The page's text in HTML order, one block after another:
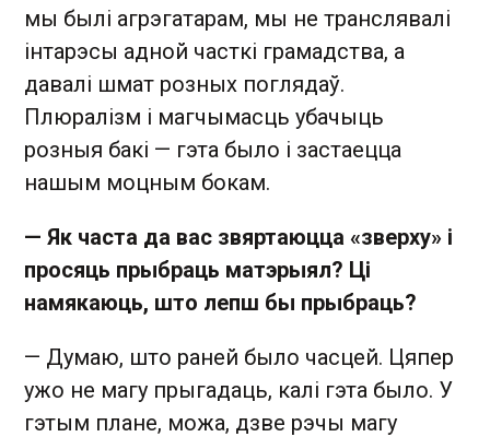
мы былі агрэгатарам, мы не транслявалі
інтарэсы адной часткі грамадства, а
давалі шмат розных поглядаў.
Плюралізм і магчымасць убачыць
розныя бакі — гэта было і застаецца
нашым моцным бокам.
— Як часта да вас звяртаюцца «зверху» і
просяць прыбраць матэрыял? Ці
намякаюць, што лепш бы прыбраць?
— Думаю, што раней было часцей. Цяпер
ужо не магу прыгадаць, калі гэта было. У
гэтым плане, можа, дзве рэчы магу